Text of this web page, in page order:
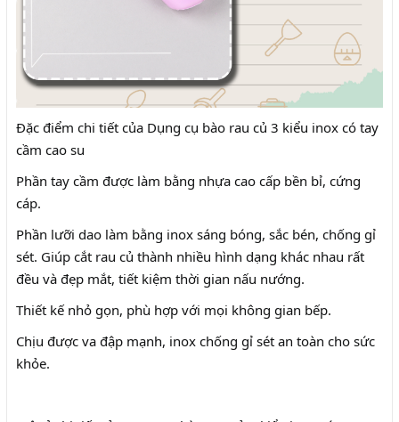
Đặc điểm chi tiết của Dụng cụ bào rau củ 3 kiểu inox có tay
cầm cao su
Phần tay cầm được làm bằng nhựa cao cấp bền bỉ, cứng
cáp.
Phần lưỡi dao làm bằng inox sáng bóng, sắc bén, chống gỉ
sét. Giúp cắt rau củ thành nhiều hình dạng khác nhau rất
đều và đẹp mắt, tiết kiệm thời gian nấu nướng.
Thiết kế nhỏ gọn, phù hợp với mọi không gian bếp.
Chịu được va đập mạnh, inox chống gỉ sét an toàn cho sức
khỏe.